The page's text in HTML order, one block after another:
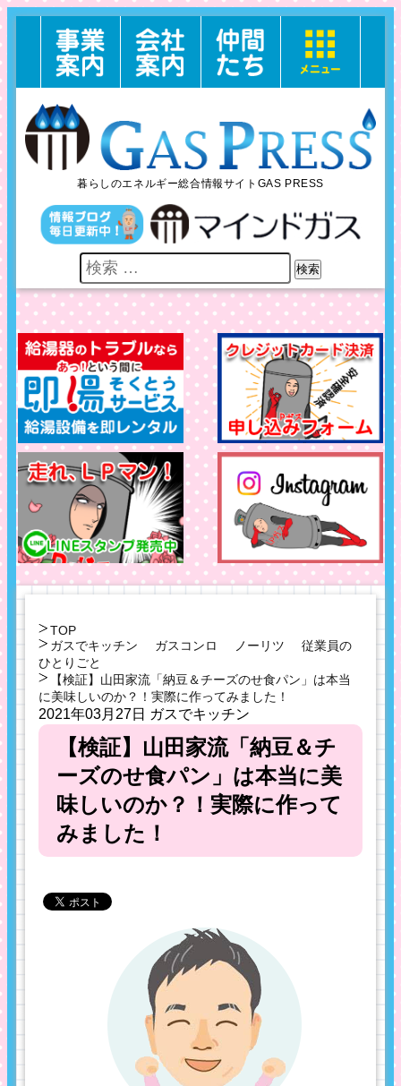
暮らしのエネルギー総合情報サイトGAS PRESS
検索
TOP
ガスでキッチン
ガスコンロ ノーリツ
従業員の
ひとりごと
【検証】山田家流「納豆＆チーズのせ食パン」は本当
に美味しいのか？！実際に作ってみました！
2021年03月27日 ガスでキッチン
【検証】山田家流「納豆＆チ
ーズのせ食パン」は本当に美
味しいのか？！実際に作って
みました！